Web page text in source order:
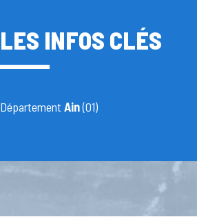
LES INFOS CLÉS
Département Ain(01)